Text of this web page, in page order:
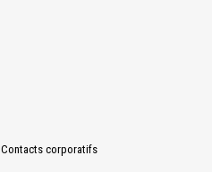
Contacts corporatifs